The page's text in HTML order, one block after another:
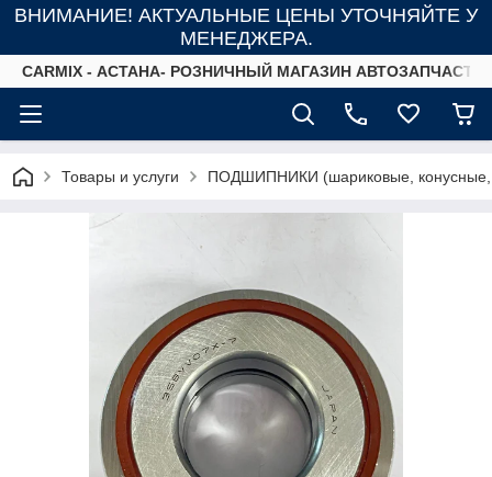
ВНИМАНИЕ! АКТУАЛЬНЫЕ ЦЕНЫ УТОЧНЯЙТЕ У
МЕНЕДЖЕРА.
СARMIX - АСТАНА- РОЗНИЧНЫЙ МАГАЗИН
Товары и услуги ПОДШИПНИКИ (шариковые, конусные,